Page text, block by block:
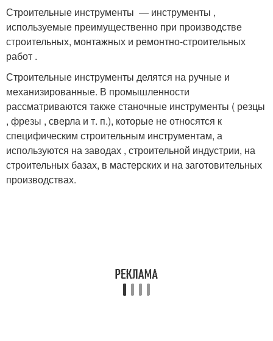
Строительные инструменты — инструменты ,
используемые преимущественно при производстве
строительных, монтажных и ремонтно-строительных
работ .
Строительные инструменты делятся на ручные и
механизированные. В промышленности
рассматриваются также станочные инструменты ( резцы
, фрезы , сверла и т. п.), которые не относятся к
специфическим строительным инструментам, а
используются на заводах , строительной индустрии, на
строительных базах, в мастерских и на заготовительных
производствах.